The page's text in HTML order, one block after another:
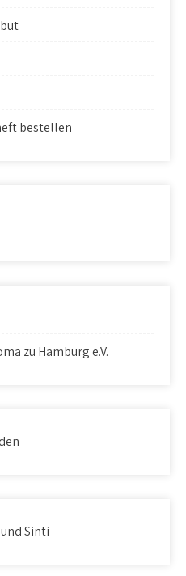
bestellen
zu Hamburg e.V.
Sinti